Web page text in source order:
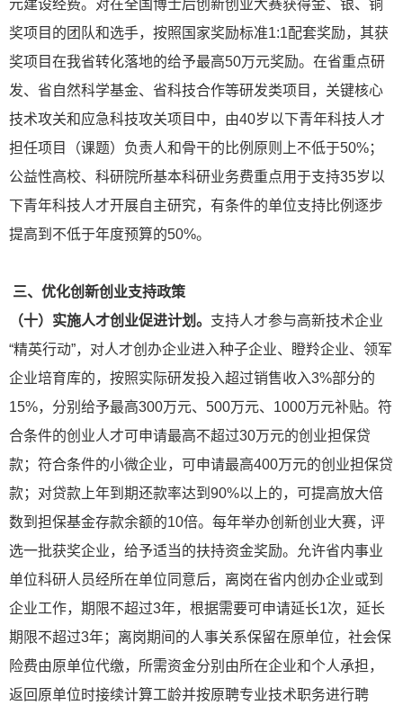
元建设经费。对在全国博士后创新创业大赛获得金、银、铜
奖项目的团队和选手，按照国家奖励标准1:1配套奖励，其获
奖项目在我省转化落地的给予最高50万元奖励。在省重点研
发、省自然科学基金、省科技合作等研发类项目，关键核心
技术攻关和应急科技攻关项目中，由40岁以下青年科技人才
担任项目（课题）负责人和骨干的比例原则上不低于50%；
公益性高校、科研院所基本科研业务费重点用于支持35岁以
下青年科技人才开展自主研究，有条件的单位支持比例逐步
提高到不低于年度预算的50%。
三、优化创新创业支持政策
（十）实施人才创业促进计划。 支持人才参与高新技术企业
“精英行动”，对人才创办企业进入种子企业、瞪羚企业、领军
企业培育库的，按照实际研发投入超过销售收入3%部分的
15%，分别给予最高300万元、500万元、1000万元补贴。符
合条件的创业人才可申请最高不超过30万元的创业担保贷
款；符合条件的小微企业，可申请最高400万元的创业担保贷
款；对贷款上年到期还款率达到90%以上的，可提高放大倍
数到担保基金存款余额的10倍。每年举办创新创业大赛，评
选一批获奖企业，给予适当的扶持资金奖励。允许省内事业
单位科研人员经所在单位同意后，离岗在省内创办企业或到
企业工作，期限不超过3年，根据需要可申请延长1次，延长
期限不超过3年；离岗期间的人事关系保留在原单位，社会保
险费由原单位代缴，所需资金分别由所在企业和个人承担，
返回原单位时接续计算工龄并按原聘专业技术职务进行聘